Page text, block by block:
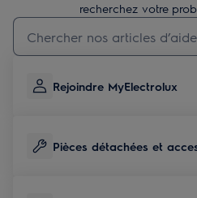
recherchez votre
Taper pour rechercher des articles de
Rejoindre MyElectrolux
Pièces détachées et